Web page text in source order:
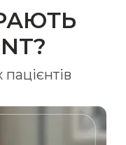
пацієнтів